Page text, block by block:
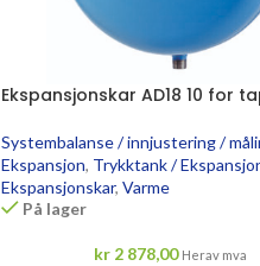
Ekspansjonskar AD18 10 for
Systembalanse / innjustering /
Ekspansjon, Trykktank /
Ekspansjonskar, Varme
På lager
kr2 878,00 Herav mva